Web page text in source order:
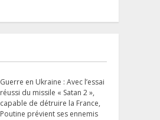
Guerre en Ukraine : Avec l’essai
réussi du missile « Satan 2 »,
capable de détruire la France,
Poutine prévient ses ennemis